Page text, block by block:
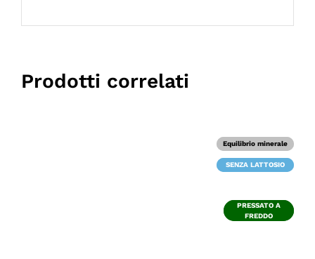
Prodotti correlati
PRESSATO A
FREDDO
Equilibrio minerale
SENZA LATTOSIO
Equilibrio minerale
SENZA LATTOSIO
PRESSATO A
FREDDO